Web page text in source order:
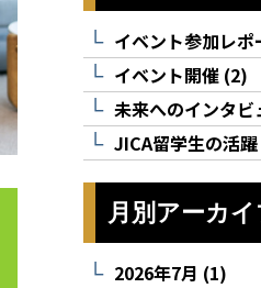
イベント参加レ
イベント開催 (2)
未来へのインタビ
JICA留学生の活
月別アーカ
2026年7月 (1)